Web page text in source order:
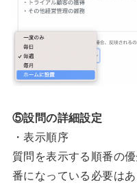
⑤設問の詳細設定
・表示順序
質問を表示する順番の
番になっている必要はあ